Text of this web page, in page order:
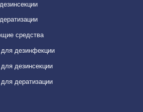
средства
дезинфекции
дезинcекции
дератизации